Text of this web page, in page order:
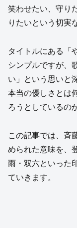
笑わせたい、守り
りたいという切実
タイトルにある「
シンプルですが、
い」という思いと
本当の優しさとは
ろうとしているの
この記事では、斉
められた意味を、
雨・双六といった
ていきます。